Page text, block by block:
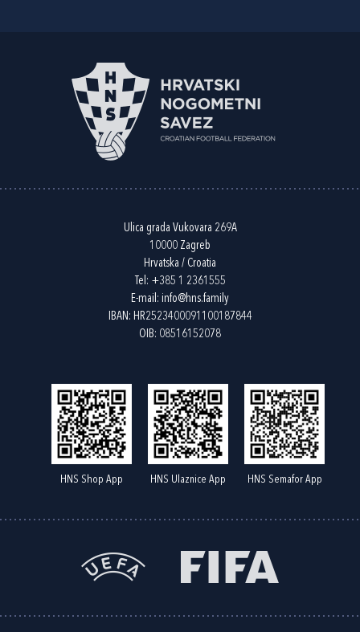
Ulica grada Vukovara 269A
10000 Zagreb
Hrvatska / Croatia
Tel: +385 1 2361555
E-mail: info@hns.family
IBAN: HR2523400091100187844
OIB: 08516152078
HNS Shop App HNS Ulaznice App HNS Semafor App